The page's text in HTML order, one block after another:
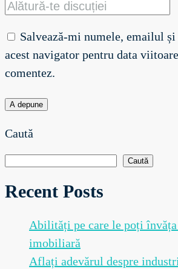
Salvează-mi numele, emailul
acest navigator pentru data
comentez.
Caută
Caută
Recent Posts
Abilități pe care le poți învăța
imobiliară
Aflați adevărul despre